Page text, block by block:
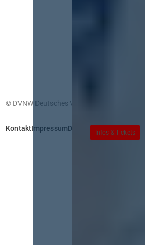
Infos & Tickets
© DVNW Deutsches Vergabenetzwerk GmbH
KontaktImpressumDatenschutz